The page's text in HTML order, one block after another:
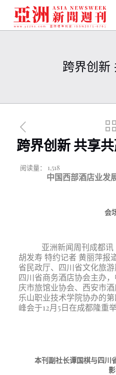
跨界创新
跨界创新 共享
阅读量： 1,518
中国西部酒店业发
会
亚洲新闻周刊成都
胡发寿 特约记者 黄丽萍报
省民政厅、四川省文化旅游
四川省商务酒店协会主办
庆市旅馆业协会、西安市
乐山职业技术学院协办的
峰会于12月5日在成都隆重举
本刊副社长谭国棋与四川
影